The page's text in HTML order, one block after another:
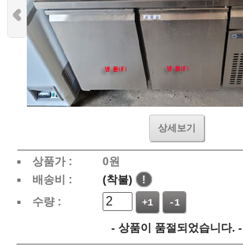
상세보기
상품가 : 0원
배송비 :
(착불)
!
수량 :
+1 -1
- 상품이 품절되었습니다. -